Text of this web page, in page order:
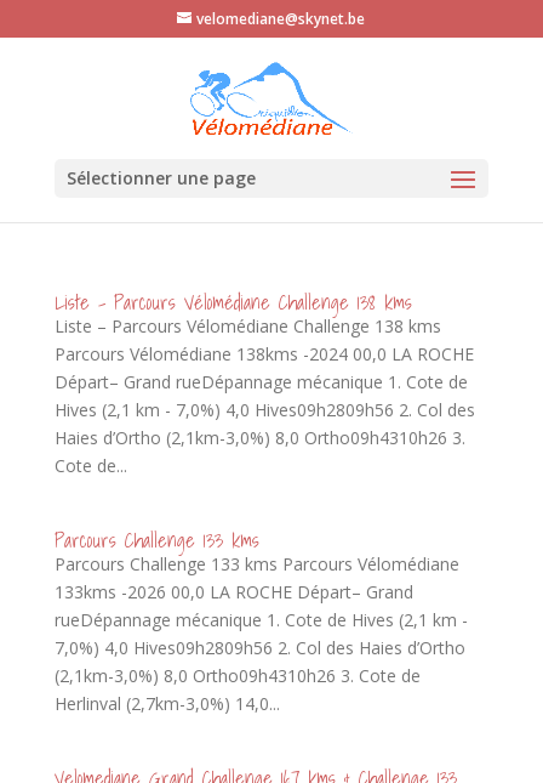
velomediane@skynet.be
Sélectionner une page
Liste – Parcours Vélomédiane Challenge 138 kms
Liste – Parcours Vélomédiane Challenge 138 kms
Parcours Vélomédiane 138kms -2024 00,0 LA ROCHE
Départ– Grand rueDépannage mécanique 1. Cote de
Hives (2,1 km - 7,0%) 4,0 Hives09h2809h56 2. Col des
Haies d’Ortho (2,1km-3,0%) 8,0 Ortho09h4310h26 3.
Cote de...
Parcours Challenge 133 kms
Parcours Challenge 133 kms Parcours Vélomédiane
133kms -2026 00,0 LA ROCHE Départ– Grand
rueDépannage mécanique 1. Cote de Hives (2,1 km -
7,0%) 4,0 Hives09h2809h56 2. Col des Haies d’Ortho
(2,1km-3,0%) 8,0 Ortho09h4310h26 3. Cote de
Herlinval (2,7km-3,0%) 14,0...